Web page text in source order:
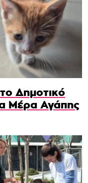
Δημοτικό
Μέρα Αγάπης